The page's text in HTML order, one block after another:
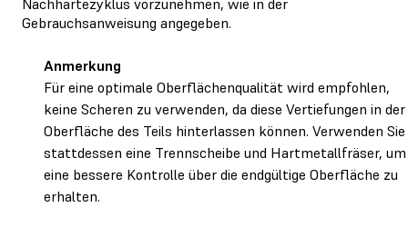
Gebrauchsanweisung angegeben.
Anmerkung
Für eine optimale Oberflächenqualität wird empfohlen,
keine Scheren zu verwenden, da diese Vertiefungen in der
Oberfläche des Teils hinterlassen können. Verwenden Sie
stattdessen eine Trennscheibe und Hartmetallfräser, um
eine bessere Kontrolle über die endgültige Oberfläche zu
erhalten.